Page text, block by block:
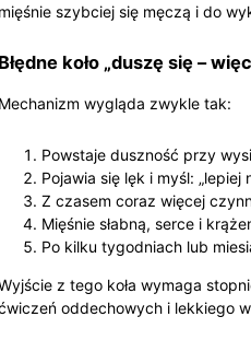
mięśnie szybciej się męczą i do
Błędne koło „duszę się –
Mechanizm wygląda zwykle tak:
Powstaje duszność przy
Pojawia się lęk i myśl: „lepiej
Z czasem coraz więcej
Mięśnie słabną, serce i
Po kilku tygodniach lub
z tego koła wymaga
oddechowych i lekkiego